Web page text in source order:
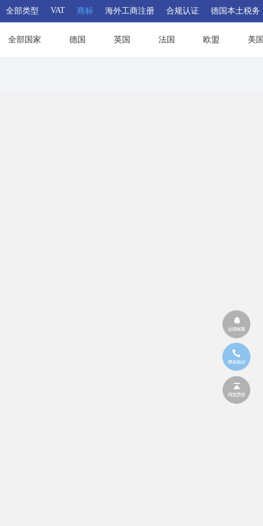
全部类型 VAT 商标 海外工商注册 合规认证 德国本土税务
全部国家 德国 英国 法国 欧盟 美